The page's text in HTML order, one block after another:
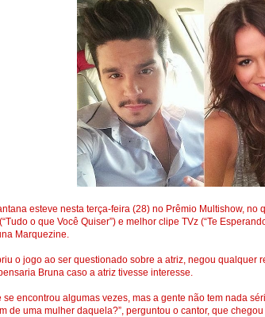
esteve nesta terça-feira (28) no Prêmio Multishow, no
o que Você Quiser”) e melhor clipe TVz (“Te
Marquezine.
o jogo ao ser questionado sobre a atriz, negou qualquer
Bruna caso a atriz tivesse interesse.
se encontrou algumas vezes, mas a gente não tem nada
de uma mulher daquela?”, perguntou o cantor, que